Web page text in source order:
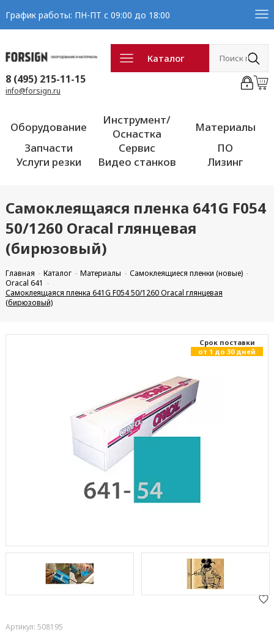
График работы: ПН-ПТ с 09:00 до 18:00
Каталог
8 (495) 215-11-15
info@forsign.ru
Оборудование
Инструмент/
Оснастка
Материалы
Запчасти
Сервис
ПО
Услуги резки
Видео станков Лизинг
Самоклеящаяся пленка 641G F054
50/1260 Oracal глянцевая
(бирюзовый)
Главная Каталог Материалы
Самоклеящиеся пленки (новые)
Oracal 641
Самоклеящаяся пленка 641G F054 50/1260 Oracal глянцевая
(бирюзовый)
Cрок поставки
от 1 до 30 дней
Артикул: 508195